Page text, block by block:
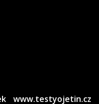
www.testyojetin.cz